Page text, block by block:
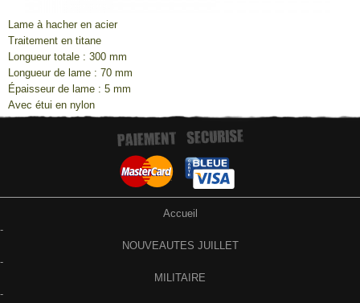
Lame à hacher en acier
Traitement en titane
Longueur totale : 300 mm
Longueur de lame : 70 mm
Épaisseur de lame : 5 mm
Avec étui en nylon
Accueil
-
NOUVEAUTES JUILLET
-
MILITAIRE
-